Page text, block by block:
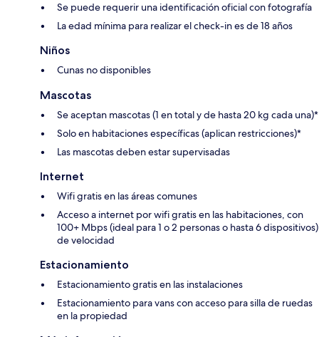
Se puede requerir una identificación oficial con fotografía
La edad mínima para realizar el check-in es de 18 años
Niños
Cunas no disponibles
Mascotas
Se aceptan mascotas (1 en total y de hasta 20 kg cada una)*
Solo en habitaciones específicas (aplican restricciones)*
Las mascotas deben estar supervisadas
Internet
Wifi gratis en las áreas comunes
Acceso a internet por wifi gratis en las habitaciones, con
100+ Mbps (ideal para 1 o 2 personas o hasta 6 dispositivos)
de velocidad
Estacionamiento
Estacionamiento gratis en las instalaciones
Estacionamiento para vans con acceso para silla de ruedas
en la propiedad